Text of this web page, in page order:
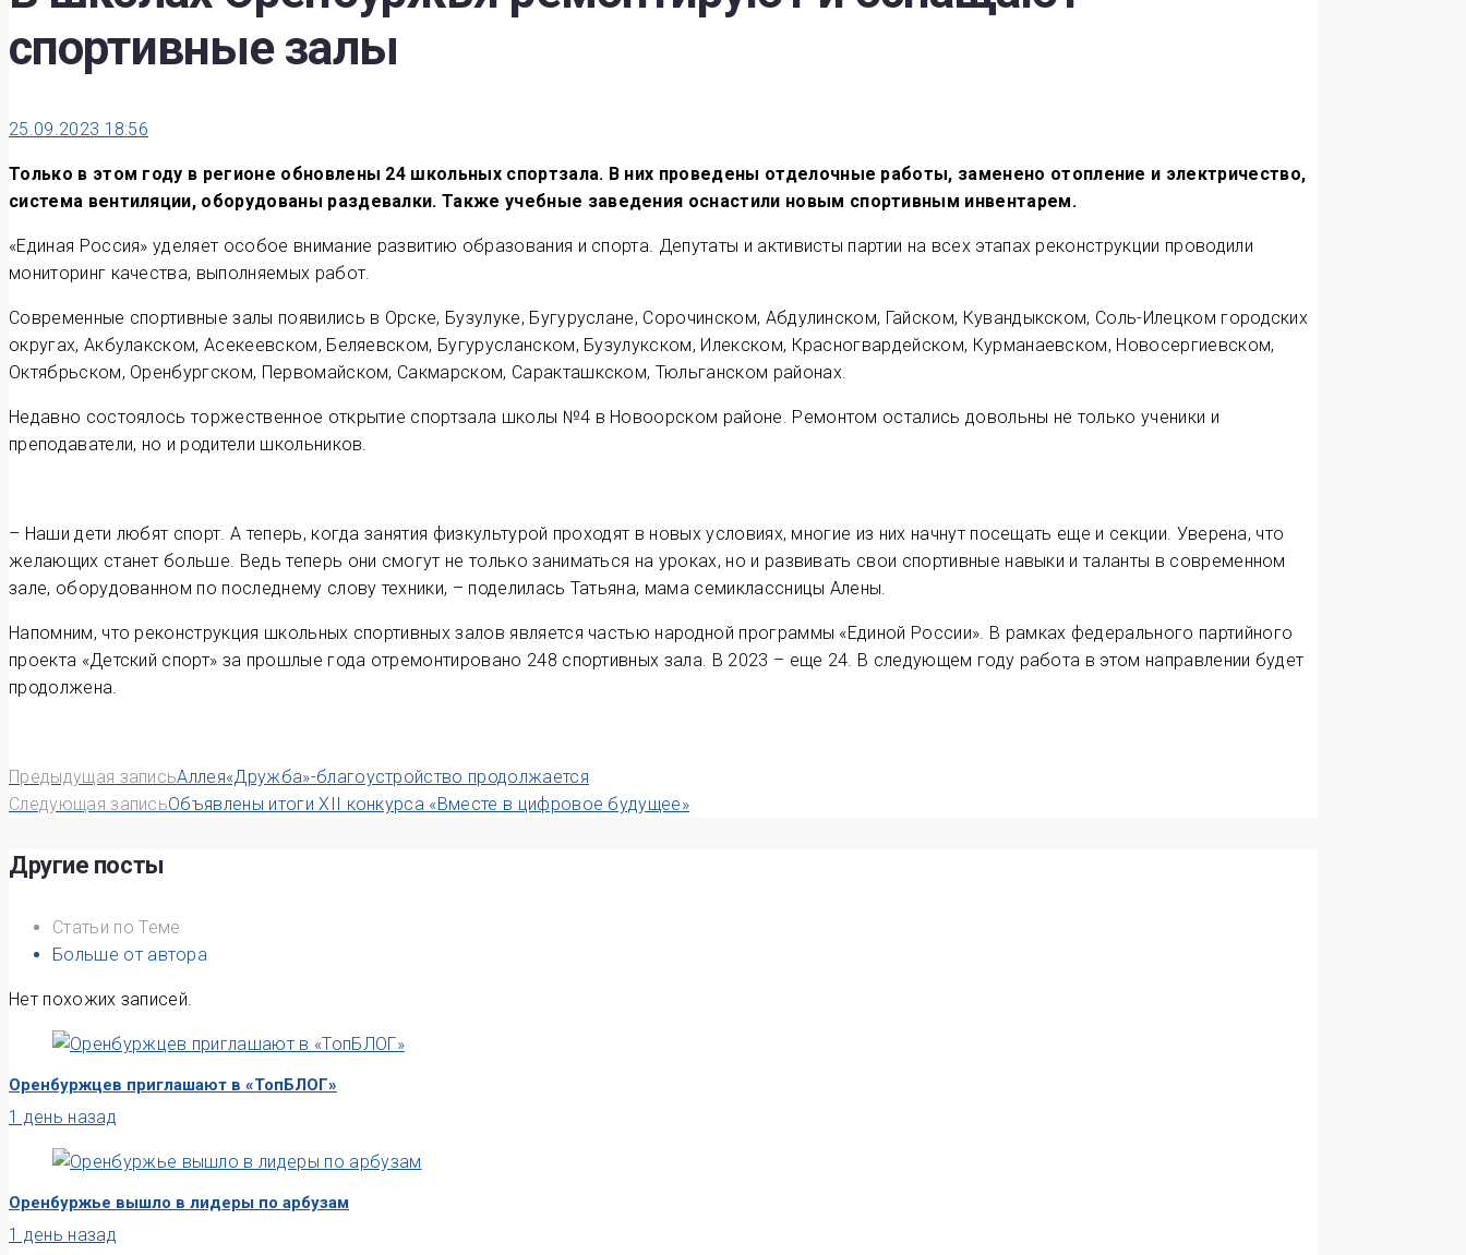
спортивные залы
25.09.2023 18:56
Только в этом году в регионе обновлены 24 школьных спортзала. В них проведены отделочные работы, заменено отопление и электричество,
система вентиляции, оборудованы раздевалки. Также учебные заведения оснастили новым спортивным инвентарем.
«Единая Россия» уделяет особое внимание развитию образования и спорта. Депутаты и активисты партии на всех этапах реконструкции проводили
мониторинг качества, выполняемых работ.
Современные спортивные залы появились в Орске, Бузулуке, Бугуруслане, Сорочинском, Абдулинском, Гайском, Кувандыкском, Соль-Илецком городских
округах, Акбулакском, Асекеевском, Беляевском, Бугурусланском, Бузулукском, Илекском, Красногвардейском, Курманаевском, Новосергиевском,
Октябрьском, Оренбургском, Первомайском, Сакмарском, Саракташкском, Тюльганском районах.
Недавно состоялось торжественное открытие спортзала школы №4 в Новоорском районе. Ремонтом остались довольны не только ученики и
преподаватели, но и родители школьников.
– Наши дети любят спорт. А теперь, когда занятия физкультурой проходят в новых условиях, многие из них начнут посещать еще и секции. Уверена, что
желающих станет больше. Ведь теперь они смогут не только заниматься на уроках, но и развивать свои спортивные навыки и таланты в современном
зале, оборудованном по последнему слову техники, – поделилась Татьяна, мама семиклассницы Алены.
Напомним, что реконструкция школьных спортивных залов является частью народной программы «Единой России». В рамках федерального партийного
проекта «Детский спорт» за прошлые года отремонтировано 248 спортивных зала. В 2023 – еще 24. В следующем году работа в этом направлении будет
продолжена.
Навигация
по
записям
Предыдущая записьАллея«Дружба»-благоустройство продолжается
Следующая записьОбъявлены итоги XII конкурса «Вместе в цифровое будущее»
Другие посты
Статьи по Теме
Больше от автора
Нет похожих записей.
Оренбуржцев приглашают в «ТопБЛОГ»
1 день назад
Оренбуржье вышло в лидеры по арбузам
1 день назад